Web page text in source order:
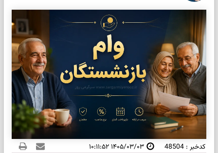
کدخبر : 48504 ۱۴۰۵/۰۳/۰۳ ۱۰:۱۱:۵۲